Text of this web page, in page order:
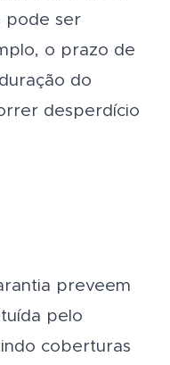
pode ser
o prazo de
do
desperdício
preveem
pelo
coberturas